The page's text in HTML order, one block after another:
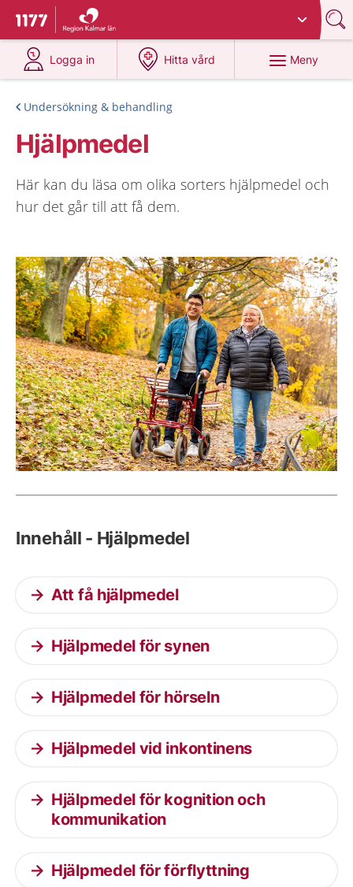
Till startsidan för 1177
Du har valt region
Logga in
på 1177.se
Hitta vård
på 1177.se
Meny
Undersökning & behandling
Hjälpmedel
Här kan du läsa om olika sorters hjälpmedel och
hur det går till att få dem.
Innehåll - Hjälpmedel
Att få hjälpmedel
Hjälpmedel för synen
Hjälpmedel för hörseln
Hjälpmedel vid inkontinens
Hjälpmedel för kognition och
kommunikation
Hjälpmedel för förflyttning